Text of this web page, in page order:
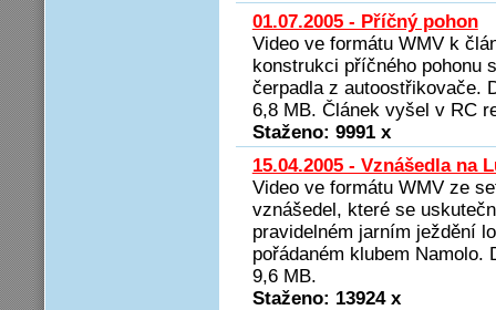
01.07.2005 - Příčný pohon
Video ve formátu WMV k
konstrukci příčného pohonu
čerpadla z autoostřikovače.
6,8 MB. Článek vyšel v RC
Staženo: 9991 x
15.04.2005 - Vznášedla na
Video ve formátu WMV ze
vznášedel, které se
pravidelném jarním ježdění
pořádaném klubem Namolo.
9,6 MB.
Staženo: 13924 x